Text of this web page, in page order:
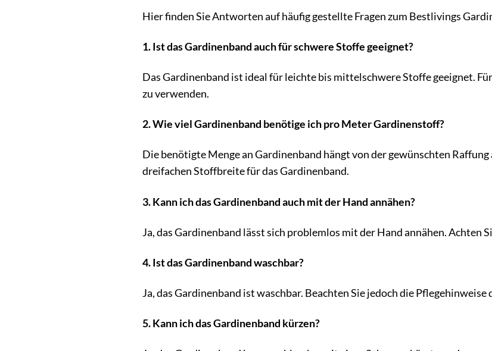
Hier finden Sie Antworten auf häufig gestellte Fragen zum Bestlivings
1. Ist das Gardinenband auch für schwere Stoffe geeignet?
Das Gardinenband ist ideal für leichte bis mittelschwere Stoffe geeignet.
zu verwenden.
2. Wie viel Gardinenband benötige ich pro Meter Gardinenstoff?
Die benötigte Menge an Gardinenband hängt von der gewünschten
dreifachen Stoffbreite für das Gardinenband.
3. Kann ich das Gardinenband auch mit der Hand annähen?
Ja, das Gardinenband lässt sich problemlos mit der Hand annähen. Achten
4. Ist das Gardinenband waschbar?
Ja, das Gardinenband ist waschbar. Beachten Sie jedoch die Pflegehinweise
5. Kann ich das Gardinenband kürzen?